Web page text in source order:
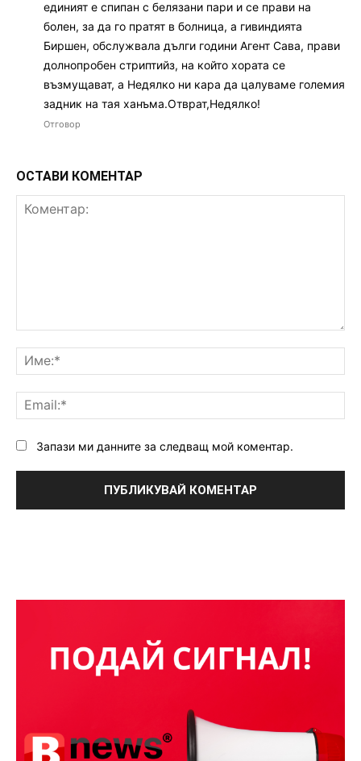
единият е спипан с белязани пари и се прави на
болен, за да го пратят в болница, а гивиндията
Биршен, обслужвала дълги години Агент Сава, прави
долнопробен стриптийз, на който хората се
възмущават, а Недялко ни кара да цалуваме големия
задник на тая ханъма.Отврат,Недялко!
Отговор
ОСТАВИ КОМЕНТАР
Запази ми данните за следващ мой коментар.